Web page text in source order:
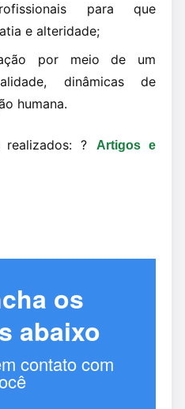
para que
e alteridade;
por meio de um
dinâmicas de
humana.
realizados: ?
Artigos e
os
abaixo
contato com